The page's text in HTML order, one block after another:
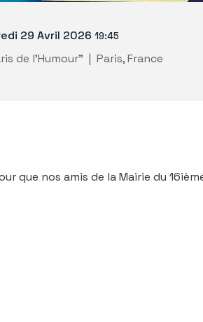
29 Avril 2026 19:45
de l'Humour" | Paris, France
que nos amis de la Mairie du